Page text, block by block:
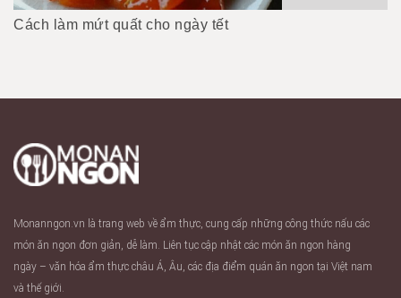
Cách làm mứt quất cho ngày tết
Monanngon.vn là trang web về ẩm thực, cung cấp những công thức nấu các
món ăn ngon đơn giản, dễ làm. Liên tục cập nhật các món ăn ngon hàng
ngày – văn hóa ẩm thực châu Á, Âu, các địa điểm quán ăn ngon tại Việt nam
và thế giới.